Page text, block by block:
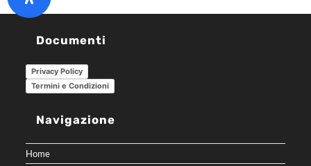
Documenti
Privacy Policy
Termini e Condizioni
Navigazione
Home